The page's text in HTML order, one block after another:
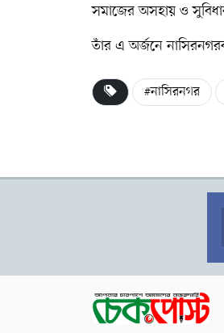
সমাজের অসহায় ও
তাঁর এ অর্জনে
#নাসিরনগর